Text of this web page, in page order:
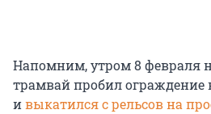
Напомним, утром 8 февраля
трамвай пробил
ивыкатился с рельсов на